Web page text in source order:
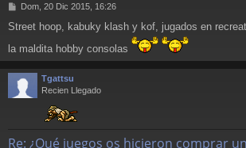
M
n
a
e
Dom, 20 Dic 2015, 16:26
Street hoop, kabuky klash y kof, jugados en
la maldita hobby consolas
Tgattsu
Recien Llegado
Re: ¿Qué juegos os hicieron comprar